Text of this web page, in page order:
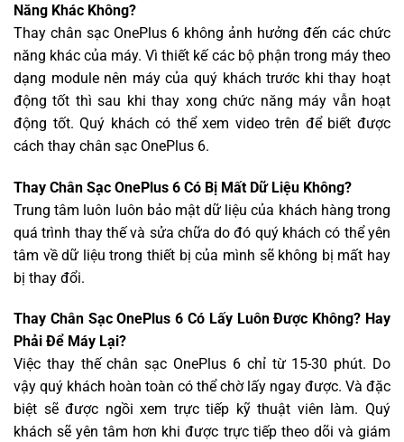
Năng Khác Không?
Thay chân sạc OnePlus 6 không ảnh hưởng đến các chức
năng khác của máy. Vì thiết kế các bộ phận trong máy theo
dạng module nên máy của quý khách trước khi thay hoạt
động tốt thì sau khi thay xong chức năng máy vẫn hoạt
động tốt. Quý khách có thể xem video trên để biết được
cách thay chân sạc OnePlus 6.
Thay Chân Sạc OnePlus 6 Có Bị Mất Dữ Liệu Không?
Trung tâm luôn luôn bảo mật dữ liệu của khách hàng trong
quá trình thay thế và sửa chữa do đó quý khách có thể yên
tâm về dữ liệu trong thiết bị của mình sẽ không bị mất hay
bị thay đổi.
Thay Chân Sạc OnePlus 6 Có Lấy Luôn Được Không? Hay
Phải Để Máy Lại?
Việc thay thế chân sạc OnePlus 6 chỉ từ 15-30 phút. Do
vậy quý khách hoàn toàn có thể chờ lấy ngay được. Và đặc
biệt sẽ được ngồi xem trực tiếp kỹ thuật viên làm. Quý
khách sẽ yên tâm hơn khi được trực tiếp theo dõi và giám